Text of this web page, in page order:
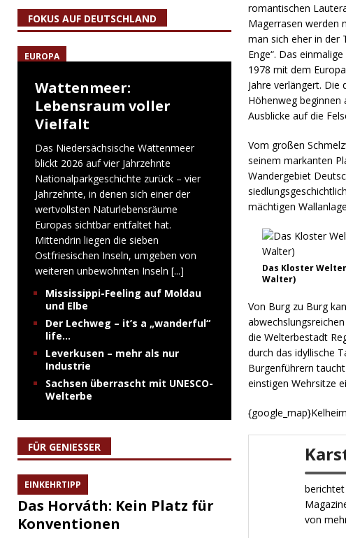
romantischen
Magerrasen werden
man sich eher in der
Enge“. Das
1978 mit dem
Jahre verlängert.
Höhenweg beginnen
Ausblicke auf die
Vom großen
seinem markanten
Wandergebiet
mächtigen
Das Kloster
Walter)
Von Burg zu Burg
die Welterbestadt
durch das idyllische
Burgenführern
einstigen Wehrsitze
von
FOKUS AUF DEUTSCHLAND
EUROPA
Wattenmeer:
Lebensraum voller
Vielfalt
Das Niedersächsische Wattenmeer
blickt 2026 auf vier Jahrzehnte
Nationalparkgeschichte zurück – vier
Jahrzehnte, in denen sich einer der
wertvollsten Naturlebensräume
Europas sichtbar entfaltet hat.
Mittendrin liegen die sieben
Ostfriesischen Inseln, umgeben von
weiteren unbewohnten Inseln [...]
Mississippi-Feeling auf Moldau
und Elbe
Der Lechweg – it’s a „wanderful“
life…
Leverkusen – mehr als nur
Industrie
Sachsen überrascht mit UNESCO-
Welterbe
FÜR GENIESSER
EINKEHRTIPP
Das Horváth: Kein Platz für
Konventionen